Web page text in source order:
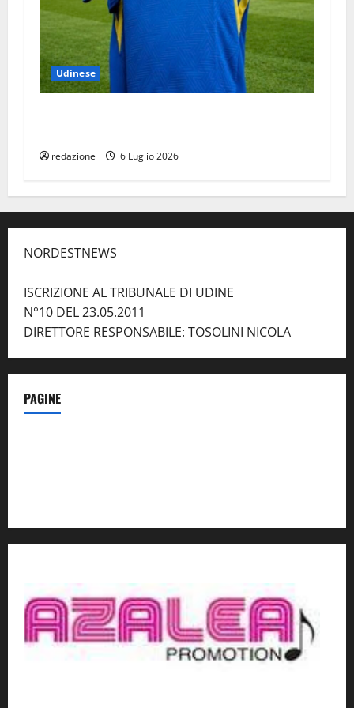
Udinese
redazione 6 Luglio 2026
NORDESTNEWS
ISCRIZIONE AL TRIBUNALE DI UDINE
N°10 DEL 23.05.2011
DIRETTORE RESPONSABILE: TOSOLINI NICOLA
PAGINE